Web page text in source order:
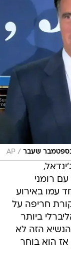
בספטמבר שעבר /
AP
רומני
עמו באירוע
חריפה על
ביותר
הזה לא
אז הוא בוחר